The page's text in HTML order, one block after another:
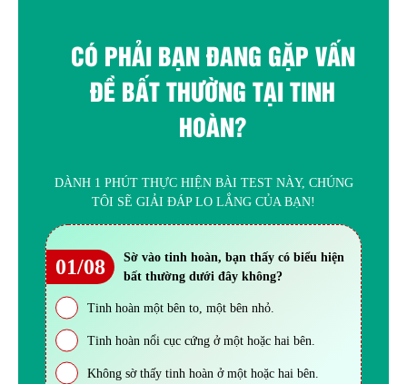
CÓ PHẢI BẠN ĐANG GẶP VẤN
ĐỀ BẤT THƯỜNG TẠI TINH
HOÀN?
DÀNH 1 PHÚT THỰC HIỆN BÀI TEST NÀY, CHÚNG
TÔI SẼ GIẢI ĐÁP LO LẮNG CỦA BẠN!
01/08
Sờ vào tinh hoàn, bạn thấy có biểu hiện
bất thường dưới đây không?
Tinh hoàn một bên to, một bên nhỏ.
Tinh hoàn nổi cục cứng ở một hoặc hai bên.
Không sờ thấy tinh hoàn ở một hoặc hai bên.